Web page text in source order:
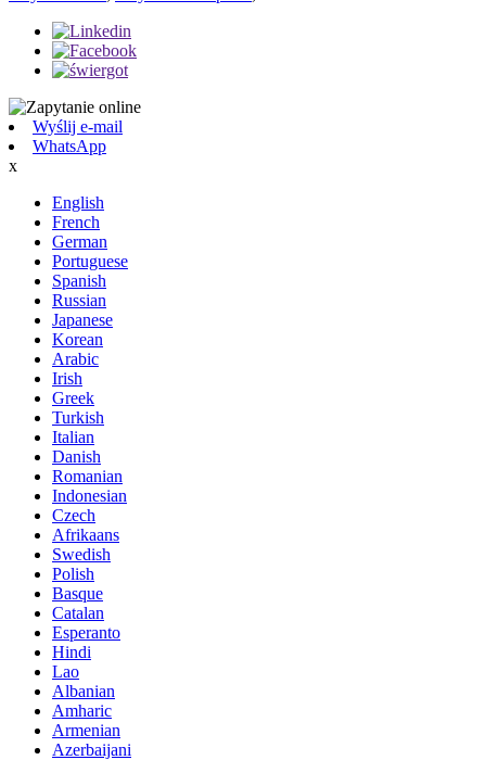
Wyślij e-mail
WhatsApp
x
English
French
German
Portuguese
Spanish
Russian
Japanese
Korean
Arabic
Irish
Greek
Turkish
Italian
Danish
Romanian
Indonesian
Czech
Afrikaans
Swedish
Polish
Basque
Catalan
Esperanto
Hindi
Lao
Albanian
Amharic
Armenian
Azerbaijani